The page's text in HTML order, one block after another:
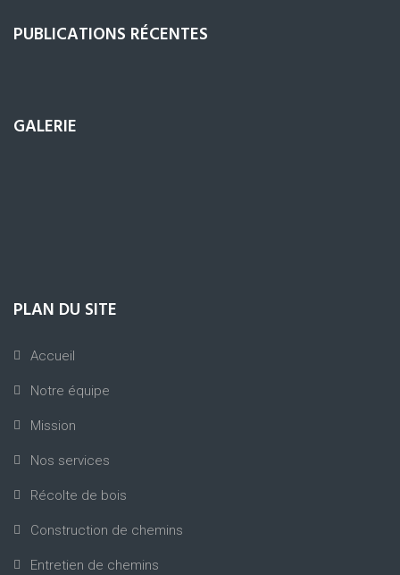
PUBLICATIONS RÉCENTES
GALERIE
PLAN DU SITE
Accueil
Notre équipe
Mission
Nos services
Récolte de bois
Construction de chemins
Entretien de chemins